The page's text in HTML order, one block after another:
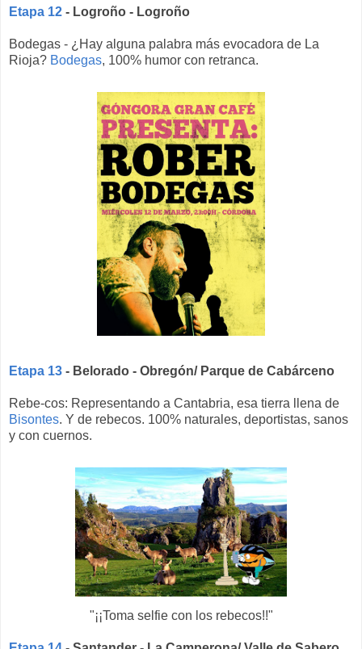
Etapa 12 - Logroño - Logroño
Bodegas - ¿Hay alguna palabra más evocadora de La
Rioja? Bodegas, 100% humor con retranca.
Etapa 13 - Belorado - Obregón/ Parque de Cabárceno
Rebe-cos: Representando a Cantabria, esa tierra llena de
Bisontes. Y de rebecos. 100% naturales, deportistas, sanos
y con cuernos.
"¡¡Toma selfie con los rebecos!!"